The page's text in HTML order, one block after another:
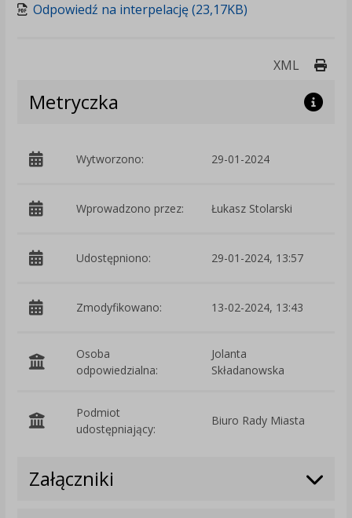
Odpowiedź na interpelację (23,17KB)
XML
Metryczka
Wytworzono: 29-01-2024
Wprowadzono przez: Łukasz Stolarski
Udostępniono: 29-01-2024, 13:57
Zmodyfikowano: 13-02-2024, 13:43
Osoba
odpowiedzialna:
Jolanta
Składanowska
Podmiot
udostępniający:
Biuro Rady Miasta
Załączniki